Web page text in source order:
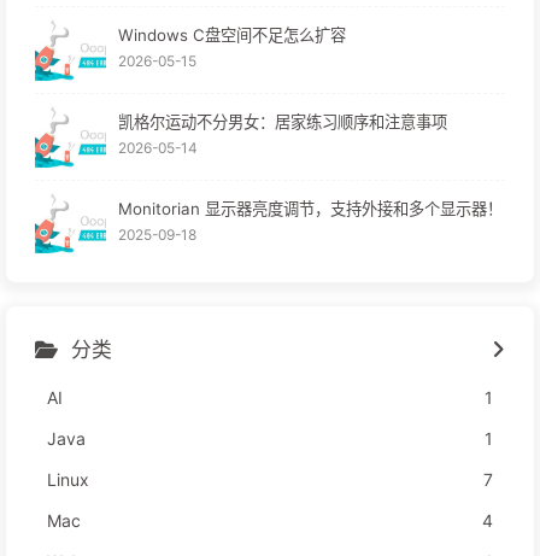
Windows C盘空间不足怎么扩容
2026-05-15
凯格尔运动不分男女：居家练习顺序和注意事项
2026-05-14
Monitorian 显示器亮度调节，支持外接和多个显示器！
2025-09-18
分类
AI
1
Java
1
Linux
7
Mac
4